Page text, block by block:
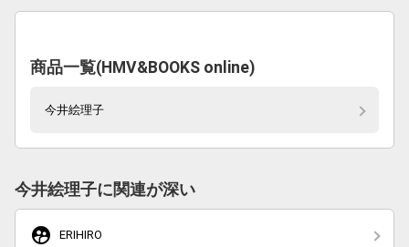
商品一覧(HMV&BOOKS online)
今井絵理子
今井絵理子に関連が深い
supervised_user_circle ERIHIRO